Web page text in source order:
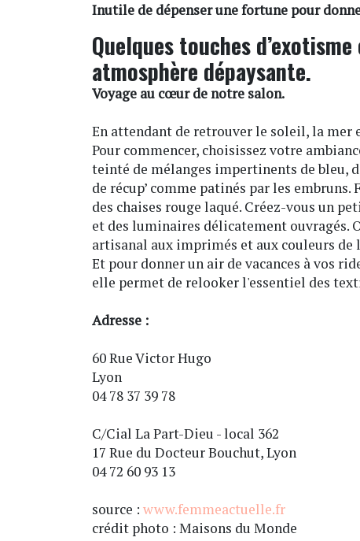
Inutile de dépenser une fortune pour
Quelques touches
atmosphère dépaysante.
Voyage au cœur de notre salon.
En attendant de retrouver le soleil, la mer
Pour commencer, choisissez votre
teinté de mélanges impertinents de bleu,
de récup’ comme patinés par les
des chaises rouge laqué. Créez-vous un
et des luminaires délicatement ouvragés.
artisanal aux imprimés et aux couleurs de
Et pour donner un air de vacances à vos
elle permet de relooker l'essentiel des
Adresse :
60 Rue Victor Hugo
Lyon
04 78 37 39 78
C/Cial La Part-Dieu - local 362
17 Rue du Docteur Bouchut, Lyon
04 72 60 93 13
source : www.femmeactuelle.fr
crédit photo : Maisons du Monde